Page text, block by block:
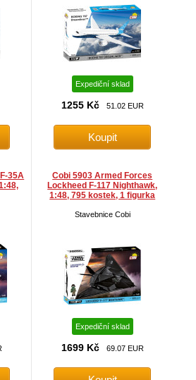
Expediční sklad
1255 Kč 51.02 EUR
35A
Cobi 5903 Armed Forces
Lockheed F-117 Nighthawk,
1:48, 795 kostek, 1 figurka
Stavebnice Cobi
Expediční sklad
1699 Kč 69.07 EUR